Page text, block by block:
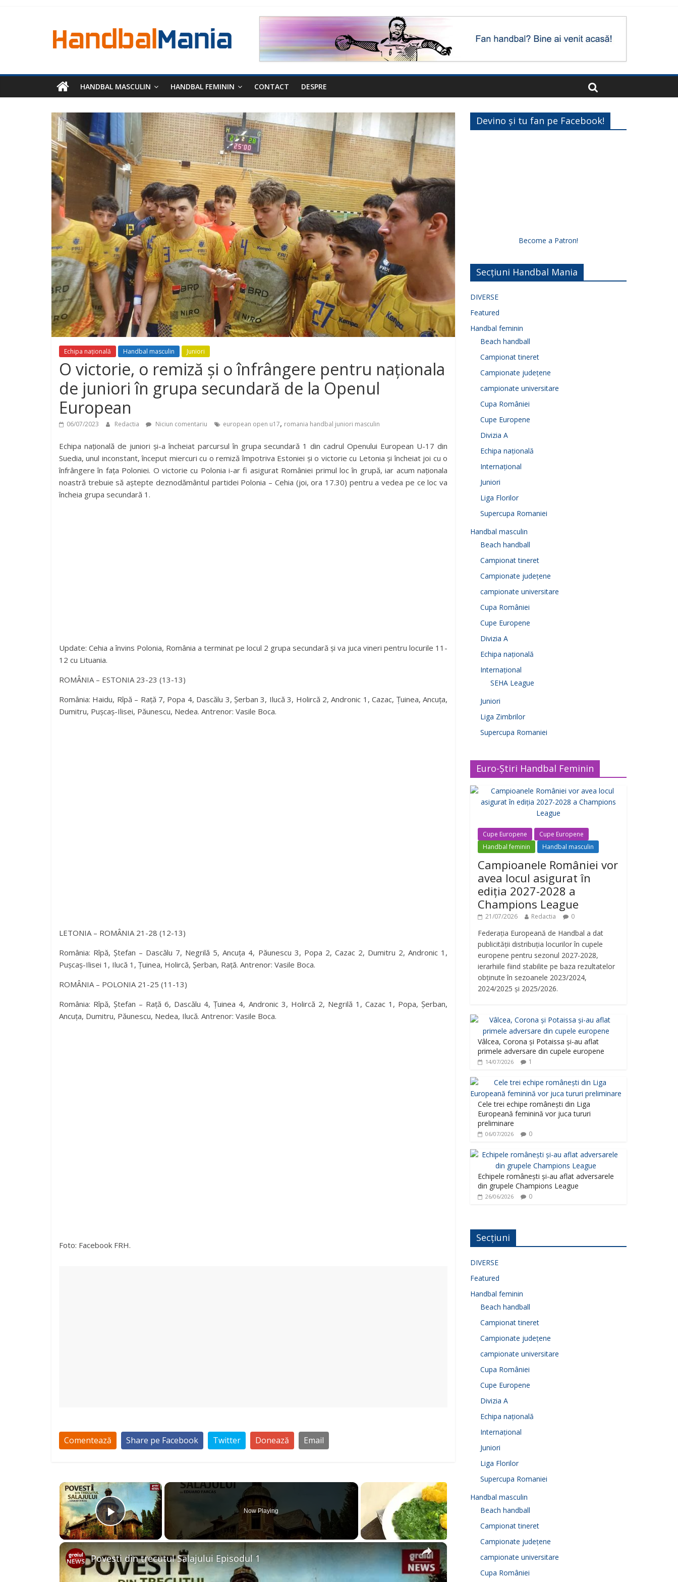
HANDBAL MASCULIN HANDBAL FEMININ CONTACT DESPRE
Echipa națională Handbal masculin Juniori
O victorie, o remiză și o înfrângere pentru naționala
de juniori în grupa secundară de la Openul
European
06/07/2023 Redactia Niciun comentariu european open u17, romania handbal juniori masculin
Echipa națională de juniori și-a încheiat parcursul în grupa secundară 1 din cadrul Openului European U-17 din
Suedia, unul inconstant, început miercuri cu o remiză împotriva Estoniei și o victorie cu Letonia și încheiat joi cu o
înfrângere în fața Poloniei. O victorie cu Polonia i-ar fi asigurat României primul loc în grupă, iar acum naționala
noastră trebuie să aștepte deznodământul partidei Polonia – Cehia (joi, ora 17.30) pentru a vedea pe ce loc va
încheia grupa secundară 1.
Update: Cehia a învins Polonia, România a terminat pe locul 2 grupa secundară și va juca vineri pentru locurile 11-
12 cu Lituania.
ROMÂNIA – ESTONIA 23-23 (13-13)
România: Haidu, Rîpă – Rață 7, Popa 4, Dascălu 3, Șerban 3, Ilucă 3, Holircă 2, Andronic 1, Cazac, Țuinea, Ancuța,
Dumitru, Pușcaș-Ilisei, Păunescu, Nedea. Antrenor: Vasile Boca.
LETONIA – ROMÂNIA 21-28 (12-13)
România: Rîpă, Ștefan – Dascălu 7, Negrilă 5, Ancuța 4, Păunescu 3, Popa 2, Cazac 2, Dumitru 2, Andronic 1,
Pușcaș-Ilisei 1, Ilucă 1, Țuinea, Holircă, Șerban, Rață. Antrenor: Vasile Boca.
ROMÂNIA – POLONIA 21-25 (11-13)
România: Rîpă, Ștefan – Rață 6, Dascălu 4, Țuinea 4, Andronic 3, Holircă 2, Negrilă 1, Cazac 1, Popa, Șerban,
Ancuța, Dumitru, Păunescu, Nedea, Ilucă. Antrenor: Vasile Boca.
Foto: Facebook FRH.
Comentează Share pe Facebook Twitter Donează Email
×
Play Video
Now Playing
×
Povesti din trecutul Salajului Episodul 1
Devino și tu fan pe Facebook!
Become a Patron!
Secțiuni Handbal Mania
DIVERSE
Featured
Handbal feminin
Beach handball
Campionat tineret
Campionate județene
campionate universitare
Cupa României
Cupe Europene
Divizia A
Echipa națională
Internațional
Juniori
Liga Florilor
Supercupa Romaniei
Handbal masculin
Beach handball
Campionat tineret
Campionate județene
campionate universitare
Cupa României
Cupe Europene
Divizia A
Echipa națională
Internațional
SEHA League
Juniori
Liga Zimbrilor
Supercupa Romaniei
Euro-Știri Handbal Feminin
Cupe Europene
Cupe Europene
Handbal feminin
Handbal masculin
Campioanele României vor
avea locul asigurat în
ediția 2027-2028 a
Champions League
21/07/2026 Redactia 0
Federația Europeană de Handbal a dat
publicității distribuția locurilor în cupele
europene pentru sezonul 2027-2028,
ierarhiile fiind stabilite pe baza rezultatelor
obținute în sezoanele 2023/2024,
2024/2025 și 2025/2026.
Vâlcea, Corona și Potaissa și-au aflat
primele adversare din cupele europene
14/07/2026 1
Cele trei echipe românești din Liga
Europeană feminină vor juca tururi
preliminare
06/07/2026 0
Echipele românești și-au aflat adversarele
din grupele Champions League
26/06/2026 0
Secțiuni
DIVERSE
Featured
Handbal feminin
Beach handball
Campionat tineret
Campionate județene
campionate universitare
Cupa României
Cupe Europene
Divizia A
Echipa națională
Internațional
Juniori
Liga Florilor
Supercupa Romaniei
Handbal masculin
Beach handball
Campionat tineret
Campionate județene
campionate universitare
Cupa României